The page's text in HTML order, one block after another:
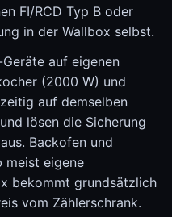
FI/RCD Typ B oder
in der Wallbox selbst.
auf eigenen
(2000 W) und
auf demselben
lösen die Sicherung
Backofen und
meist eigene
bekommt grundsätzlich
vom Zählerschrank.